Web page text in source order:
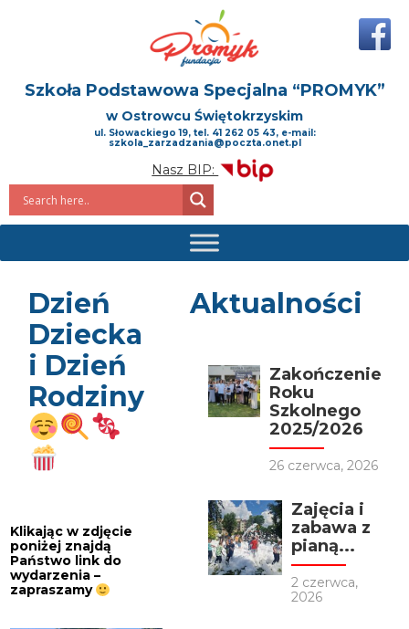
Szkoła Podstawowa Specjalna “PROMYK”
w Ostrowcu Świętokrzyskim
ul. Słowackiego 19, tel. 41 262 05 43, e-mail:
szkola_zarzadzania@poczta.onet.pl
Nasz BIP:
Dzień
Dziecka
i Dzień
Rodziny
Klikając w zdjęcie
poniżej znajdą
Państwo link do
wydarzenia –
zapraszamy
Aktualności
Zakończenie
Roku
Szkolnego
2025/2026
26 czerwca, 2026
Zajęcia i
zabawa z
pianą...
2 czerwca,
2026